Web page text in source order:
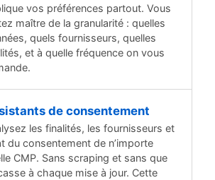
vos préférences partout. Vous
maître de la granularité : quelles
quels fournisseurs, quelles
et à quelle fréquence on vous
de consentement
les finalités, les fournisseurs et
du consentement de n’importe
CMP. Sans scraping et sans que
à chaque mise à jour. Cette